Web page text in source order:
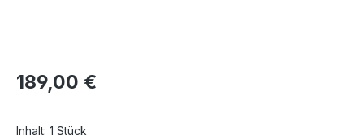
Regulärer Preis:
189,00 €
Inhalt: 1 Stück